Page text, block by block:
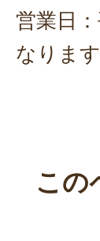
営業日
なります
この